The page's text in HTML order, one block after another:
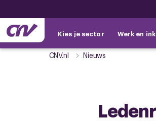
Kies je sector Werk en
CNV.nl Nieuws